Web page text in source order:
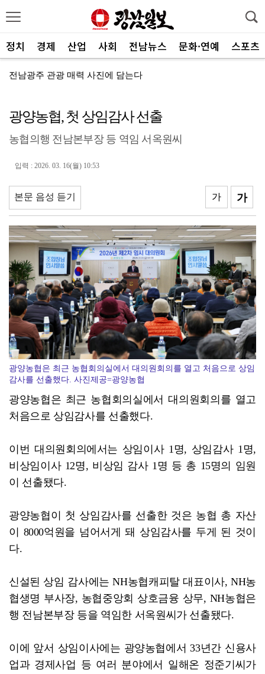
정치 경제 산업 사회 전남뉴스 문화·연예 스포츠
전남광주 관광 매력 사진에 담는다
중기부, 지방소멸 대응 유공자 찾는다
광산구자원봉사센터, 폭염 대응 통합자원지원단 활동
ACC '아시아의 장치들'전···누적 관람객 10만명 ...
SOOP 수퍼스, 고의정·서지혜 영입…전력 보강
전남광주통합특별시, 부시장 인사청문 앞서 관련 조례 정...
중진공, 유망 중소기업 최대 20억 성장자금
현대차그룹, 공동주택서 주차로봇 실증 추진
광양농협, 첫 상임감사 선출
농협의행 전남본부장 등 역임 서옥원씨
입력 : 2026. 03. 16(월) 10:53
본문 음성 듣기 가
가
광양농협은 최근 농협회의실에서 대의원회의를 열고 처음으로 상임
감사를 선출했다. 사진제공=광양농협
광양농협은 최근 농협회의실에서 대의원회의를 열고
처음으로 상임감사를 선출했다.
이번 대의원회의에서는 상임이사 1명, 상임감사 1명,
비상임이사 12명, 비상임 감사 1명 등 총 15명의 임원
이 선출됐다.
광양농협이 첫 상임감사를 선출한 것은 농협 총 자산
이 8000억원을 넘어서게 돼 상임감사를 두게 된 것이
다.
신설된 상임 감사에는 NH농협캐피탈 대표이사, NH농
협생명 부사장, 농협중앙회 상호금융 상무, NH농협은
행 전남본부장 등을 역임한 서옥원씨가 선출됐다.
이에 앞서 상임이사에는 광양농협에서 33년간 신용사
업과 경제사업 등 여러 분야에서 일해온 정준기씨가